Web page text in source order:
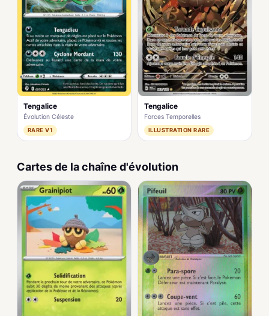
Tengalice
Évolution Céleste
RARE V1
Tengalice
Forces Temporelles
ILLUSTRATION RARE
Cartes de la chaîne d'évolution